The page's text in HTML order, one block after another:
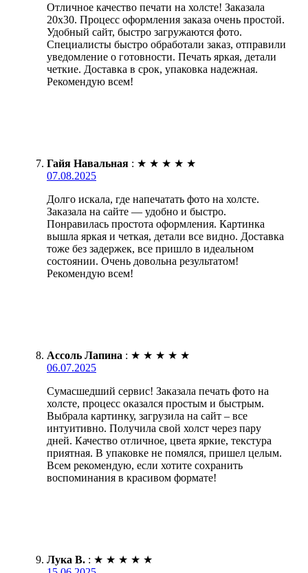
Отличное качество печати на холсте! Заказала
20х30. Процесс оформления заказа очень простой.
Удобный сайт, быстро загружаются фото.
Специалисты быстро обработали заказ, отправили
уведомление о готовности. Печать яркая, детали
четкие. Доставка в срок, упаковка надежная.
Рекомендую всем!
Гайя Навальная : ★ ★ ★ ★ ★
07.08.2025
Долго искала, где напечатать фото на холсте.
Заказала на сайте — удобно и быстро.
Понравилась простота оформления. Картинка
вышла яркая и четкая, детали все видно. Доставка
тоже без задержек, все пришло в идеальном
состоянии. Очень довольна результатом!
Рекомендую всем!
Ассоль Лапина : ★ ★ ★ ★ ★
06.07.2025
Сумасшедший сервис! Заказала печать фото на
холсте, процесс оказался простым и быстрым.
Выбрала картинку, загрузила на сайт – все
интуитивно. Получила свой холст через пару
дней. Качество отличное, цвета яркие, текстура
приятная. В упаковке не помялся, пришел целым.
Всем рекомендую, если хотите сохранить
воспоминания в красивом формате!
Лука В. : ★ ★ ★ ★ ★